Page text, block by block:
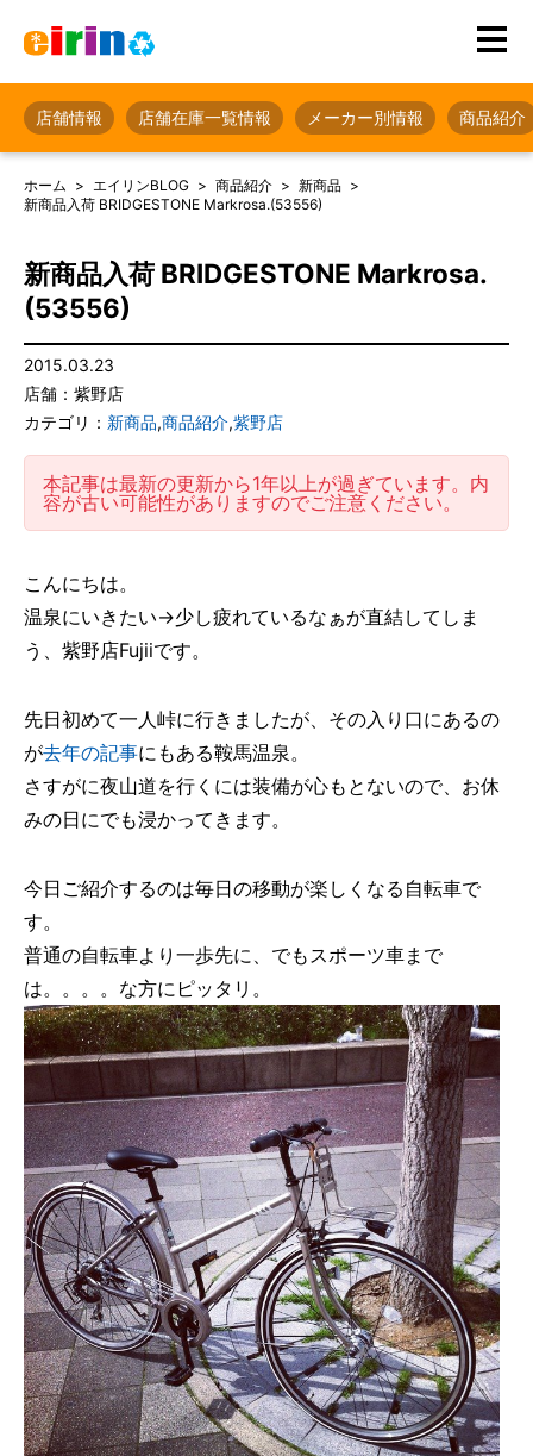
店舗情報 店舗在庫一覧情報 メーカー別情報 商品紹介
ホーム エイリンBLOG 商品紹介
新商品
新商品入荷 BRIDGESTONE Markrosa.(53556)
新商品入荷 BRIDGESTONE Markrosa.
(53556)
2015.03.23
店舗：紫野店
カテゴリ： 新商品,商品紹介,紫野店
本記事は最新の更新から1年以上が過ぎています。内
容が古い可能性がありますのでご注意ください。
こんにちは。
温泉にいきたい→少し疲れているなぁが直結してしま
う、紫野店Fujiiです。
先日初めて一人峠に行きましたが、その入り口にあるの
が去年の記事にもある鞍馬温泉。
さすがに夜山道を行くには装備が心もとないので、お休
みの日にでも浸かってきます。
今日ご紹介するのは毎日の移動が楽しくなる自転車で
す。
普通の自転車より一歩先に、でもスポーツ車まで
は。。。。な方にピッタリ。